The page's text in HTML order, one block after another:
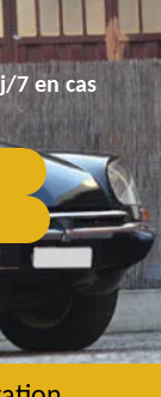
7 en cas